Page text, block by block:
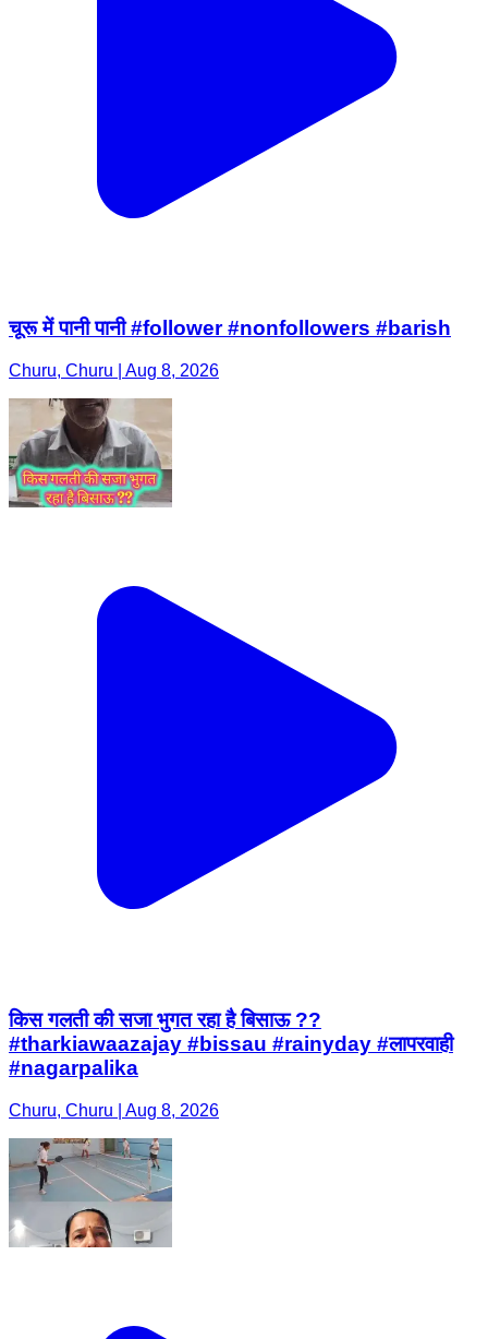
चूरू में पानी पानी #follower #nonfollowers #barish
Churu, Churu | Aug 8, 2026
किस गलती की सजा भुगत रहा है बिसाऊ ??
#tharkiawaazajay #bissau #rainyday #लापरवाही
#nagarpalika
Churu, Churu | Aug 8, 2026